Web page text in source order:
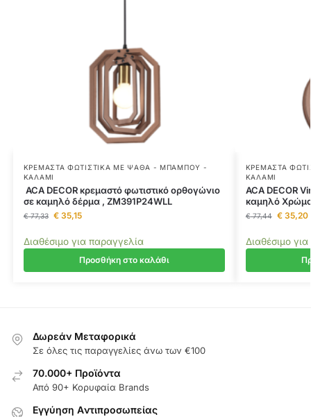
ΚΡΕΜΑΣΤΆ ΦΩΤΙΣΤΙΚΆ ΜΕ ΨΆΘΑ - ΜΠΑΜΠΟΎ -
ΚΑΛΆΜΙ
ACA DECOR κρεμαστό φωτιστικό ορθογώνιο
σε καμηλό δέρμα , ZM391P24WLL
€77,33 €35,15
Διαθέσιμο για παραγγελία
Προσθήκη στο καλάθι
ΚΡΕΜΑΣΤΆ
ΚΑΛΆΜΙ
ACA DECOR
καμηλό
€77,44 €35,20
Διαθέσιμο
Δωρεάν Μεταφορικά
Σε όλες τις παραγγελίες άνω των €100
70.000+ Προϊόντα
Από 90+ Κορυφαία Brands
Εγγύηση Aντιπροσωπείας